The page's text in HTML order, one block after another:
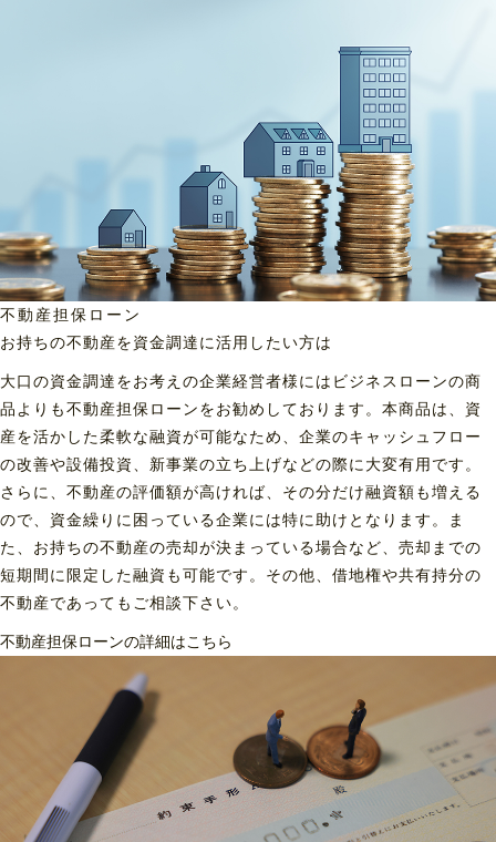
不動産担保ローン
お持ちの不動産を資金調達に活用したい方は
大口の資金調達をお考えの企業経営者様にはビジネスローンの商
品よりも不動産担保ローンをお勧めしております。本商品は、資
産を活かした柔軟な融資が可能なため、企業のキャッシュフロー
の改善や設備投資、新事業の立ち上げなどの際に大変有用です。
さらに、不動産の評価額が高ければ、その分だけ融資額も増える
ので、資金繰りに困っている企業には特に助けとなります。ま
た、お持ちの不動産の売却が決まっている場合など、売却までの
短期間に限定した融資も可能です。その他、借地権や共有持分の
不動産であってもご相談下さい。
不動産担保ローンの詳細はこちら